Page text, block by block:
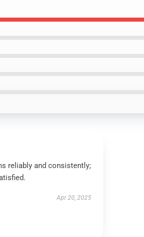
reliably and consistently;
Apr 20, 2025